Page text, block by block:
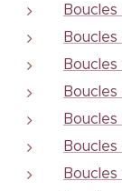
Boucles